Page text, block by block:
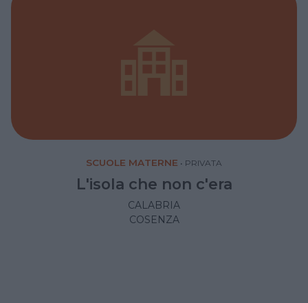
SCUOLE MATERNE • PRIVATA
L'isola che non c'era
CALABRIA
COSENZA